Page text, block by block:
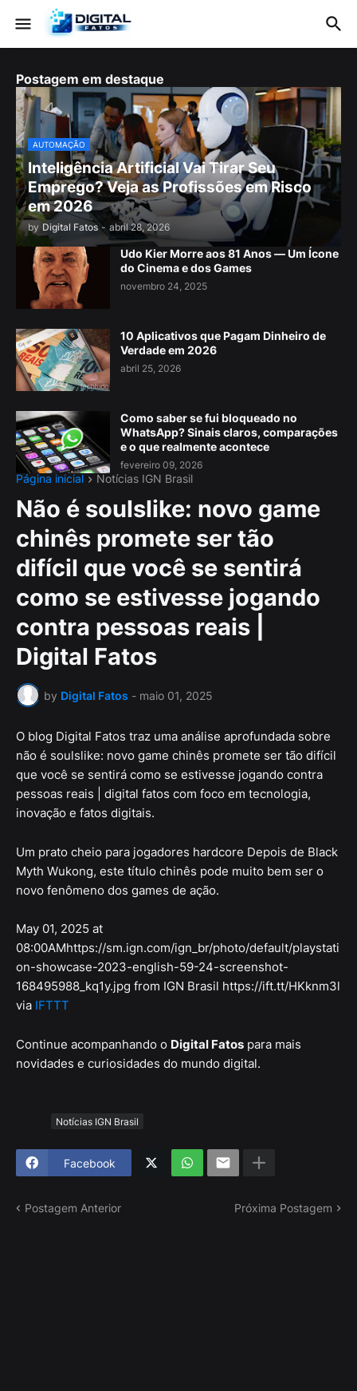
Postagem em destaque
AUTOMAÇÃO
Inteligência Artificial Vai Tirar Seu
Emprego? Veja as Profissões em Risco
em 2026
by Digital Fatos - abril 28, 2026
Udo Kier Morre aos 81 Anos — Um Ícone
do Cinema e dos Games
novembro 24, 2025
10 Aplicativos que Pagam Dinheiro de
Verdade em 2026
abril 25, 2026
Como saber se fui bloqueado no
WhatsApp? Sinais claros, comparações
e o que realmente acontece
fevereiro 09, 2026
Página inicial Notícias IGN Brasil
Não é soulslike: novo game
chinês promete ser tão
difícil que você se sentirá
como se estivesse jogando
contra pessoas reais |
Digital Fatos
by Digital Fatos - maio 01, 2025
O blog Digital Fatos traz uma análise aprofundada sobre
não é soulslike: novo game chinês promete ser tão difícil
que você se sentirá como se estivesse jogando contra
pessoas reais | digital fatos com foco em tecnologia,
inovação e fatos digitais.
Um prato cheio para jogadores hardcore Depois de Black
Myth Wukong, este título chinês pode muito bem ser o
novo fenômeno dos games de ação.
May 01, 2025 at
08:00AMhttps://sm.ign.com/ign_br/photo/default/playstati
on-showcase-2023-english-59-24-screenshot-
168495988_kq1y.jpg from IGN Brasil https://ift.tt/HKknm3l
via IFTTT
Continue acompanhando o Digital Fatos para mais
novidades e curiosidades do mundo digital.
Notícias IGN Brasil
Facebook
Postagem Anterior Próxima Postagem